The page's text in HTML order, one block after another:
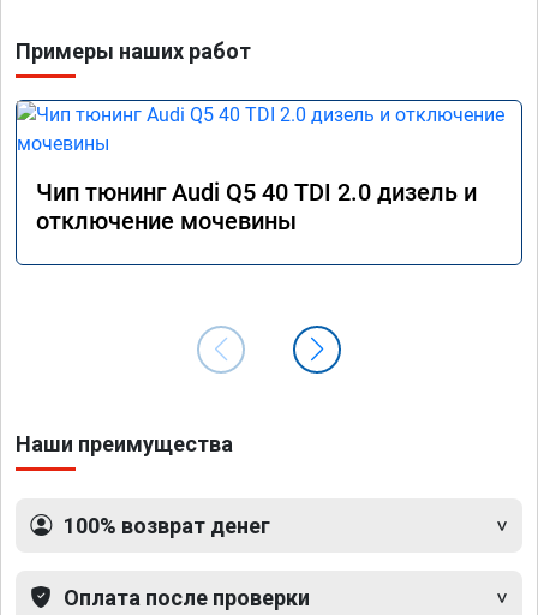
Примеры наших работ
Чип тюнинг Audi Q5 40 TDI 2.0 дизель и
отключение мочевины
Наши преимущества
100% возврат денег
Оплата после проверки